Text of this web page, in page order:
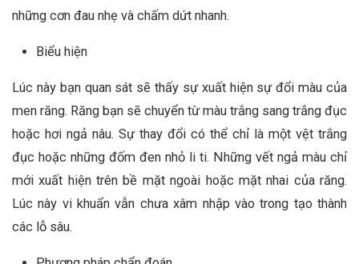
những cơn đau nhẹ và chấm dứt nhanh.
Biểu hiện
Lúc này bạn quan sát sẽ thấy sự xuất hiện sự đổi màu của
men răng. Răng bạn sẽ chuyển từ màu trắng sang trắng đục
hoặc hơi ngả nâu. Sự thay đổi có thể chỉ là một vệt trắng
đục hoặc những đốm đen nhỏ li ti. Những vết ngả màu chỉ
mới xuất hiện trên bề mặt ngoài hoặc mặt nhai của răng.
Lúc này vi khuẩn vẫn chưa xâm nhập vào trong tạo thành
các lỗ sâu.